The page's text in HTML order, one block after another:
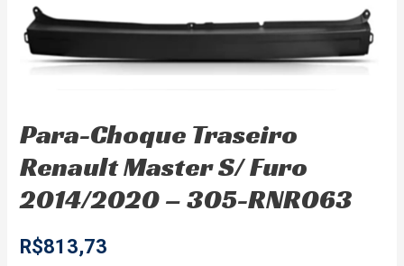
Para-Choque Traseiro
Renault Master S/ Furo
2014/2020 – 305-RNR063
R$813,73